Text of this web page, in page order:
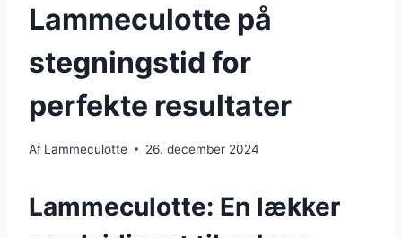
Lammeculotte på
stegningstid for
perfekte resultater
Af Lammeculotte 26. december 2024
Lammeculotte: En lækker